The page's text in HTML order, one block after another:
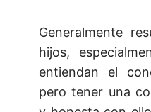
Generalmente
hijos,
entiendan el
pero tener una